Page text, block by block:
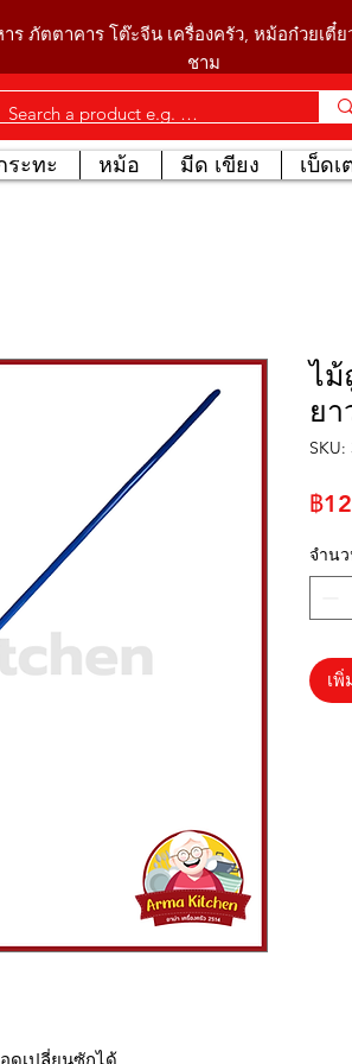
ร ภัตตาคาร โต๊ะจีน เครื่องครัว, หม้อก๋วยเตี๋
ชาม
ระทะ หม้อ มีด เขียง เบ็ดเ
ไ
ยา
SKU:
฿
จำน
เพิ่